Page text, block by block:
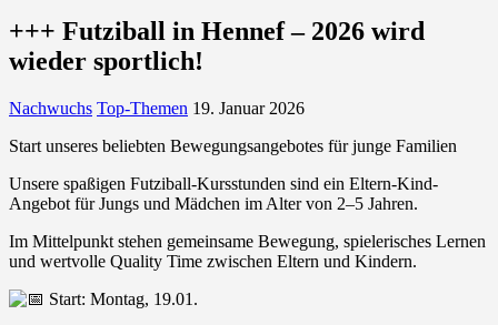
+++ Futziball in Hennef – 2026 wird
wieder sportlich!
Nachwuchs Top-Themen 19. Januar 2026
Start unseres beliebten Bewegungsangebotes für junge Familien
Unsere spaßigen Futziball-Kursstunden sind ein Eltern-Kind-
Angebot für Jungs und Mädchen im Alter von 2–5 Jahren.
Im Mittelpunkt stehen gemeinsame Bewegung, spielerisches Lernen
und wertvolle Quality Time zwischen Eltern und Kindern.
Start: Montag, 19.01.